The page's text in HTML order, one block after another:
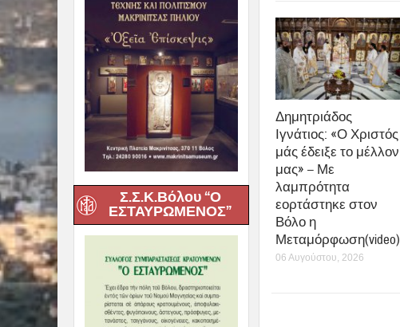
Σ.Σ.Κ.Βόλου “Ο
ΕΣΤΑΥΡΩΜΕΝΟΣ”
Δημητριάδος
Ιγνάτιος: «Ο Χριστός
μάς έδειξε το μέλλον
μας» – Με
λαμπρότητα
εορτάστηκε στον
Βόλο η
Μεταμόρφωση(video)
06 Αυγούστου, 2026